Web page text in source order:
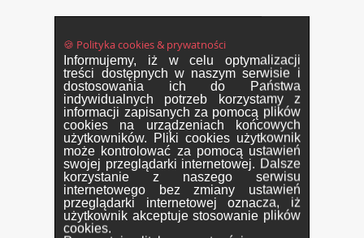
🍪 Polityka cookies & prywatności
Informujemy, iż w celu optymalizacji
treści dostępnych w naszym serwisie i
dostosowania ich do Państwa
indywidualnych potrzeb korzystamy z
informacji zapisanych za pomocą plików
cookies na urządzeniach końcowych
użytkowników. Pliki cookies użytkownik
może kontrolować za pomocą ustawień
swojej przeglądarki internetowej. Dalsze
korzystanie z naszego serwisu
internetowego bez zmiany ustawień
przeglądarki internetowej oznacza, iż
użytkownik akceptuje stosowanie plików
cookies.